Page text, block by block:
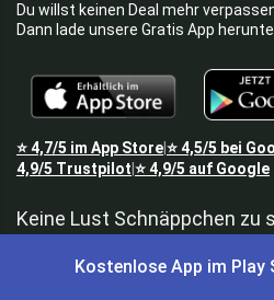
Du willst keinen Deal mehr
Dann lade unsere Gratis App
⭐4,7/5 im App Store⭐4,5/5 bei
4,9/5 Trustpilot ⭐4,9/5 auf Google
Keine Lust Schnäppchen zu
Preis King ist euer Schnäppchen-
Kostenlose App im Play